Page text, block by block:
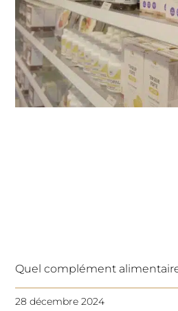
Quel complément
28 décembre 2024